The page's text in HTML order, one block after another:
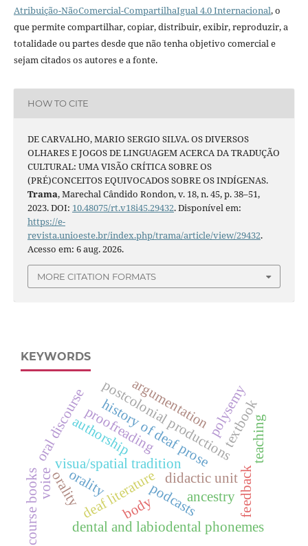
Atribuição-NãoComercial-CompartilhaIgual 4.0 Internacional, o
que permite compartilhar, copiar, distribuir, exibir, reproduzir, a
totalidade ou partes desde que não tenha objetivo comercial e
sejam citados os autores e a fonte.
HOW TO CITE
DE CARVALHO, MARIO SERGIO SILVA. OS DIVERSOS
OLHARES E JOGOS DE LINGUAGEM ACERCA DA TRADUÇÃO
CULTURAL: UMA VISÃO CRÍTICA SOBRE OS
(PRÉ)CONCEITOS EQUIVOCADOS SOBRE OS INDÍGENAS.
Trama, Marechal Cândido Rondon, v. 18, n. 45, p. 38–51,
2023. DOI: 10.48075/rt.v18i45.29432. Disponível em:
https://e-
revista.unioeste.br/index.php/trama/article/view/29432.
Acesso em: 6 aug. 2026.
MORE CITATION FORMATS
KEYWORDS
visua/spatial tradition
deaf literature
history of deaf prose
postcolonial productions
orality
dental and labiodental phonemes
didactic unit
orality
oral discourse polysemy
authorship
podcasts
textbook
argumentation
body
voice
teaching
feedback
ancestry
course books
proofreading